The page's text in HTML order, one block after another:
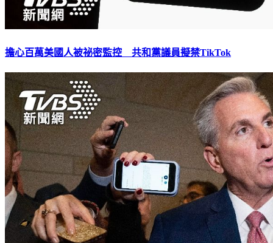
擔心百萬美國人被祕密監控 共和黨議員擬禁TikTok